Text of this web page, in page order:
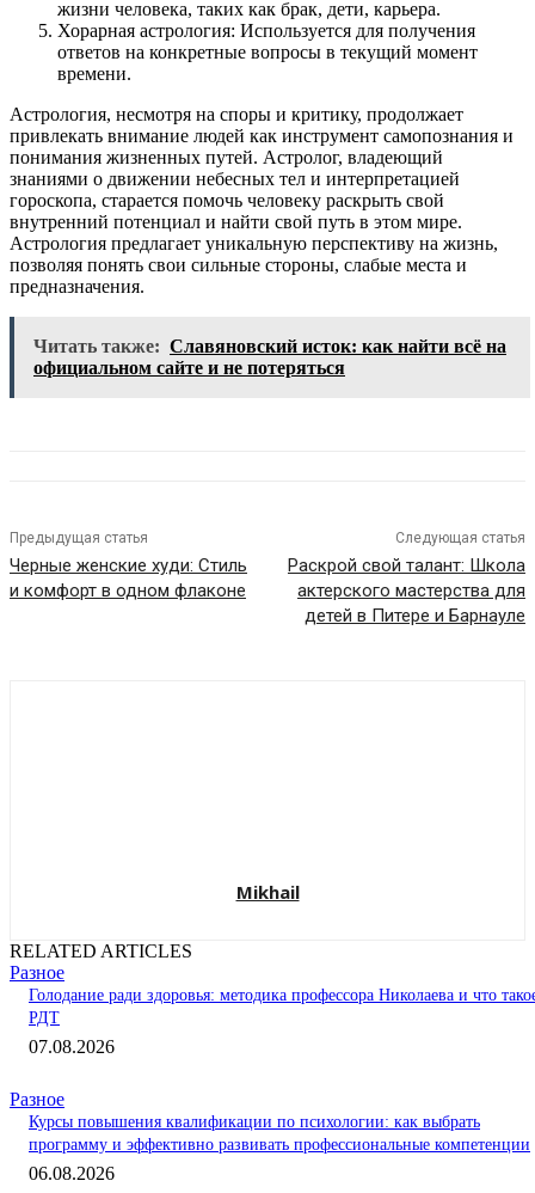
жизни человека, таких как брак, дети, карьера.
Хорарная астрология: Используется для получения
ответов на конкретные вопросы в текущий момент
времени.
Астрология, несмотря на споры и критику, продолжает
привлекать внимание людей как инструмент самопознания и
понимания жизненных путей. Астролог, владеющий
знаниями о движении небесных тел и интерпретацией
гороскопа, старается помочь человеку раскрыть свой
внутренний потенциал и найти свой путь в этом мире.
Астрология предлагает уникальную перспективу на жизнь,
позволяя понять свои сильные стороны, слабые места и
предназначения.
Читать также: Славяновский исток: как найти всё на
официальном сайте и не потеряться
Предыдущая статья
Черные женские худи: Стиль
и комфорт в одном флаконе
Следующая статья
Раскрой свой талант: Школа
актерского мастерства для
детей в Питере и Барнауле
Mikhail
RELATED ARTICLES
Разное
Голодание ради здоровья: методика профессора Николаева и что
РДТ
07.08.2026
Разное
Курсы повышения квалификации по психологии: как выбрать
программу и эффективно развивать профессиональные компетенции
06.08.2026